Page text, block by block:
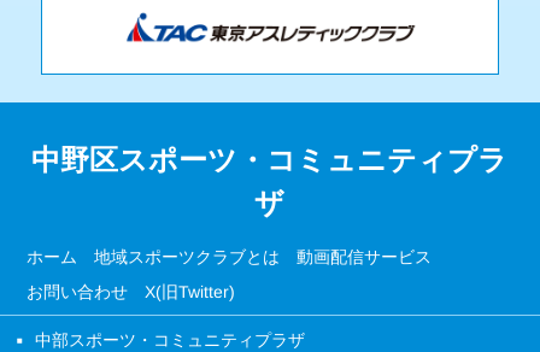
中野区スポーツ・コミュニティプラ
ザ
ホーム 地域スポーツクラブとは 動画配信サービス
お問い合わせ X(旧Twitter)
中部スポーツ・コミュニティプラザ